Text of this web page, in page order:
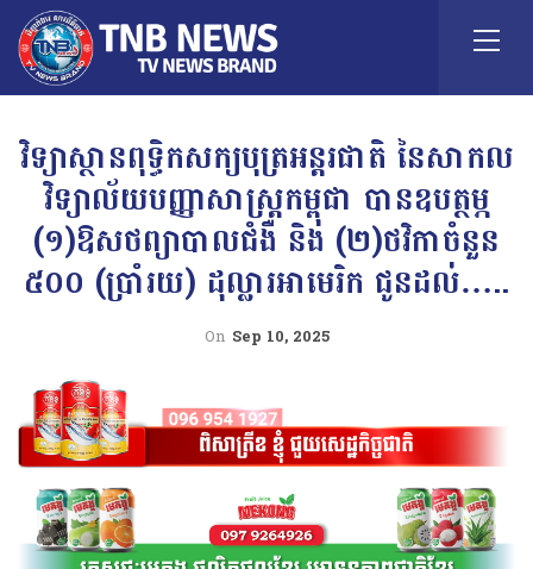
វិទ្យាស្ថានពុទ្ធិកសក្យបុត្រអន្តរជាតិ នៃសាកល
វិទ្យាល័យបញ្ញាសាស្ត្រកម្ពុជា បានឧបត្ថម្ភ
(១)ឱសថព្យាបាលជំងឺ និង (២)ថវិកាចំនួន
៥០០ (ប្រាំរយ) ដុល្លារអាមេរិក ជូនដល់…..
On Sep 10, 2025